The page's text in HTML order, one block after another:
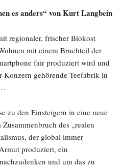
es anders“ von Kurt Langbein
regionaler, frischer Biokost
mit einem Bruchteil der
fair produziert wird und
Konzern gehörende Teefabrik in
zu den Einsteigern in eine neue
des „realen
der global immer
produziert, ein
und um das zu